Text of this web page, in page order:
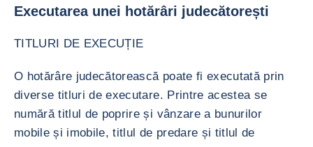
Executarea unei hotărâri judecătorești
TITLURI DE EXECUȚIE
O hotărâre judecătorească poate fi executată prin
diverse titluri de executare. Printre acestea se
numără titlul de poprire și vânzare a bunurilor
mobile și imobile, titlul de predare și titlul de